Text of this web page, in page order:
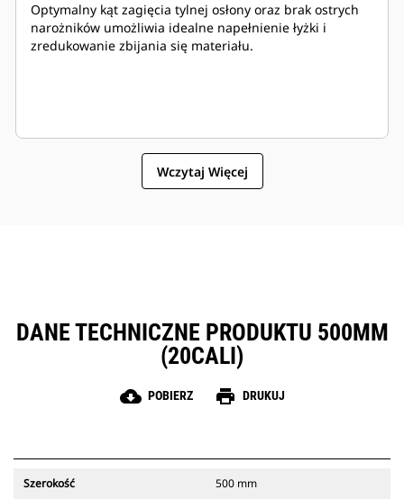
Optymalny kąt zagięcia tylnej osłony oraz brak ostrych
narożników umożliwia idealne napełnienie łyżki i
zredukowanie zbijania się materiału.
Wczytaj Więcej
DANE TECHNICZNE PRODUKTU 500MM
(20CALI)
cloud_download POBIERZ print DRUKUJ
Szerokość 500 mm